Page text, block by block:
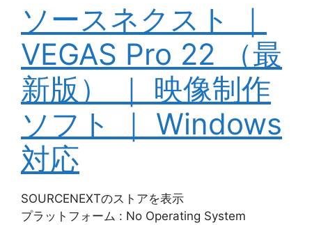
ソースネクスト ｜
VEGAS Pro 22 （最
新版） ｜ 映像制作
ソフト ｜ Windows
対応
SOURCENEXTのストアを表示
プラットフォーム : No Operating System